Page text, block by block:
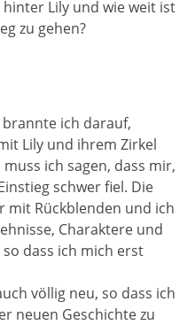
Lily und wie weit ist
zu gehen?
brannte ich darauf,
Lily und ihrem Zirkel
ich sagen, dass mir,
schwer fiel. Die
Rückblenden und ich
Charaktere und
dass ich mich erst
völlig neu, so dass ich
neuen Geschichte zu